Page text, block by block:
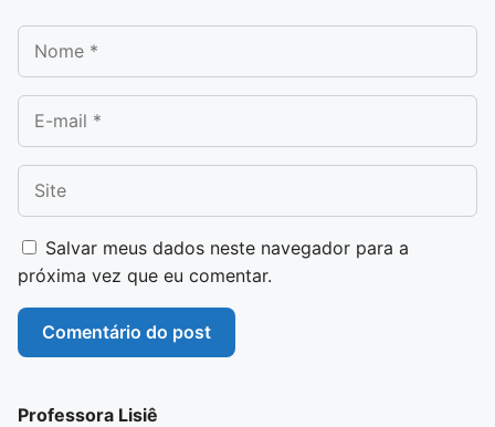
Nome
E-mail
Site
Salvar meus dados neste navegador para a
próxima vez que eu comentar.
Professora Lisiê